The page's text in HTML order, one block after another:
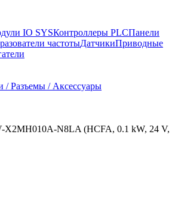
IO SYSКонтроллеры PLCПанели
частотыДатчикиПриводные
/ Разъемы / Аксессуары
X2MH010A-N8LA (HCFA, 0.1 kW, 24 V,